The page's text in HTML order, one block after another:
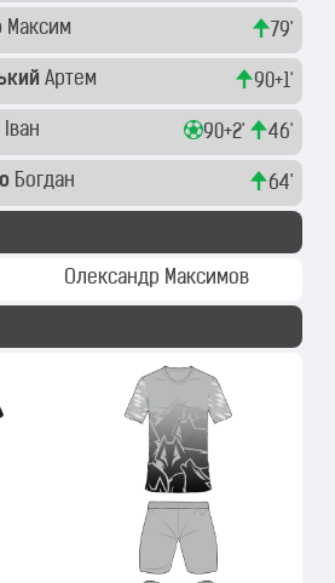
Максим 79'
Артем 90+1'
Іван 90+2' 46'
Богдан 64'
Олександр Максимов